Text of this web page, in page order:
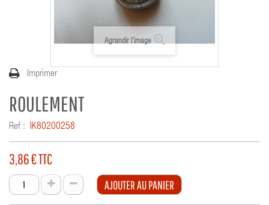
Agrandir l'image
Imprimer
ROULEMENT
Ref : IK80200258
3,86 €TTC
AJOUTER AU PANIER